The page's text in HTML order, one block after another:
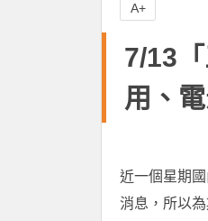
7/13
用、
近一個星期
消息，所以
A+